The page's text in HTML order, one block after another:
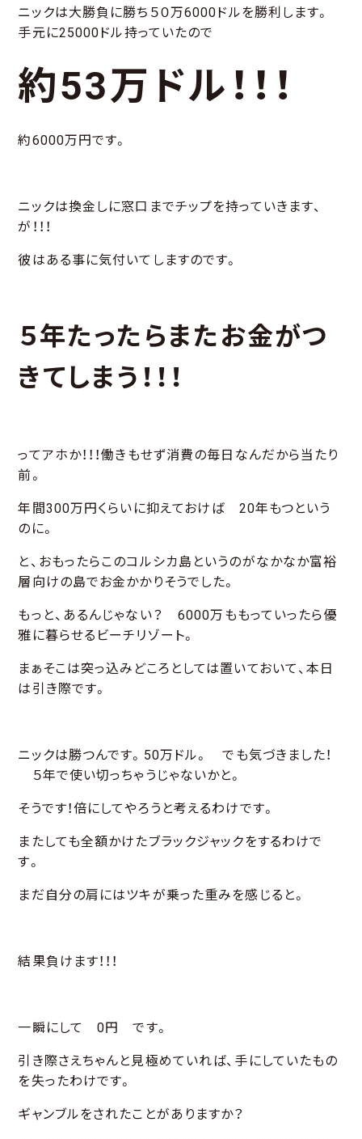
ニックは大勝負に勝ち５０万6000ドルを勝利します。
手元に25000ドル持っていたので
約53万ドル！！！
約6000万円です。
ニックは換金しに窓口までチップを持っていきます、
が！！！
彼はある事に気付いてしますのです。
５年たったらまたお金がつ
きてしまう！！！
ってアホか！！！働きもせず消費の毎日なんだから当たり
前。
年間300万円くらいに抑えておけば 20年もつという
のに。
と、おもったらこのコルシカ島というのがなかなか富裕
層向けの島でお金かかりそうでした。
もっと、あるんじゃない？ 6000万ももっていったら優
雅に暮らせるビーチリゾート。
まぁそこは突っ込みどころとしては置いておいて、本日
は引き際です。
ニックは勝つんです。50万ドル。 でも気づきました！
５年で使い切っちゃうじゃないかと。
そうです！倍にしてやろうと考えるわけです。
またしても全額かけたブラックジャックをするわけで
す。
まだ自分の肩にはツキが乗った重みを感じると。
結果負けます！！！
一瞬にして 0円 です。
引き際さえちゃんと見極めていれば、手にしていたもの
を失ったわけです。
ギャンブルをされたことがありますか？